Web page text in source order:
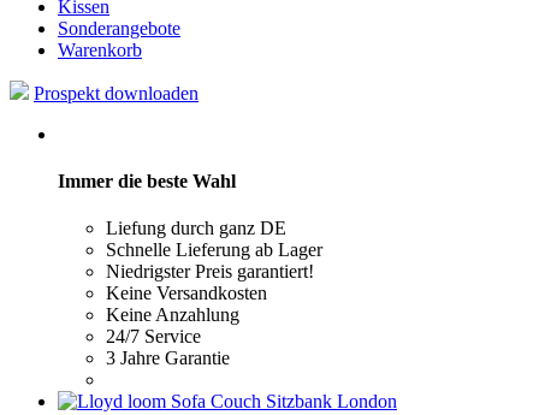
Kissen
Sonderangebote
Warenkorb
Prospekt downloaden
Immer die beste Wahl
Liefung durch ganz DE
Schnelle Lieferung ab Lager
Niedrigster Preis garantiert!
Keine Versandkosten
Keine Anzahlung
24/7 Service
3 Jahre Garantie